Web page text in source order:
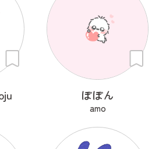
ぽぽん
amo